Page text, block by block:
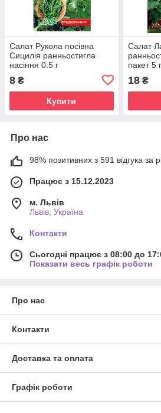
Салат Рукола посівна
Сицилія ранньостигла
насіння 0.5 г
8 ₴
Купити
Салат
пакет 5 г
18₴
Про нас
98% позитивних з 591 відгука за
Працює з 15.12.2023
м. Львів
Львів, Україна
Контакти
Сьогодні працює з 08:00 до
Показати весь графік роботи
Про нас
Контакти
Доставка та оплата
Графік роботи